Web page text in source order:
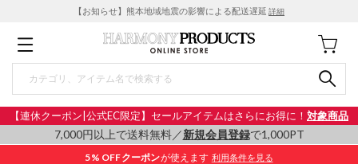
【お知らせ】熊本地域地震の影響による配送遅延 詳細
【連休クーポン|公式EC限定】セールアイテムはさらにお得に！ 対象商品
7,000円以上で送料無料／新規会員登録で1,000PT
5% OFFクーポンが使えます 利用条件を見る